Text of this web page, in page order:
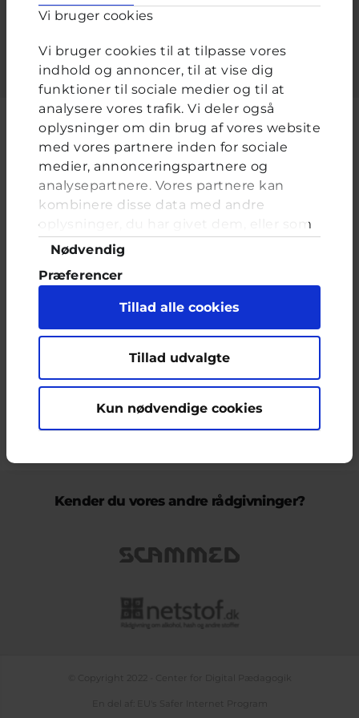
Vi bruger cookies
Vi bruger cookies til at tilpasse vores
indhold og annoncer, til at vise dig
funktioner til sociale medier og til at
analysere vores trafik. Vi deler også
oplysninger om din brug af vores website
med vores partnere inden for sociale
medier, annonceringspartnere og
analysepartnere. Vores partnere kan
kombinere disse data med andre
oplysninger, du har givet dem, eller som
de har indsamlet fra din brug af deres
tjenester. Du samtykker til vores cookies,
hvis du fortsætter med at anvende vores
hjemmeside.
Samtykkevalg
Nødvendig
Præferencer
Marketing
Tillad alle cookies
Tillad udvalgte
Kun nødvendige cookies
Indtast adgangskoden der hører til dit brugernavn.
Cyberhus er et klubhus på nettet for dig op til 25 år. Du kan skrive til
en voksen og få rådgivning i vores brevkasser og chat, dele dine
tanker i ung-til-ung eller bare hænge ud, og læse med. I Cyberhus
kan du være dig selv, og har du brug for en voksen, vil vi gerne lytte
ikke nødvendigvis den Europæiske Unions holdninger.
Kender du vores andre rådgivninger?
© Copyright 2022 - Center for Digital Pædagogik
En del af: EU's Safer Internet Program